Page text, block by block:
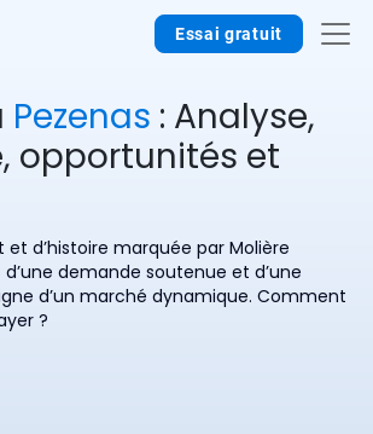
Essai gratuit
Pezenas : Analyse,
opportunités et
et d’histoire marquée par Molière
demande soutenue et d’une
d’un marché dynamique. Comment
?